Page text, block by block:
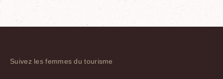
Suivez les femmes du tourisme